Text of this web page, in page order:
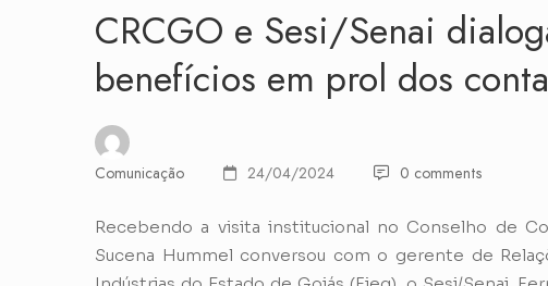
CRCGO e Sesi/Senai
benefícios em prol dos
Comunicação 24/04/2024 0 comments
Recebendo a visita institucional no Conselho de
Sucena Hummel conversou com o gerente de